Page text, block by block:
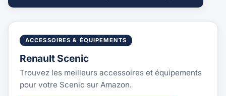
ACCESSOIRES & ÉQUIPEMENTS
Renault Scenic
Trouvez les meilleurs accessoires et équipements
pour votre Scenic sur Amazon.